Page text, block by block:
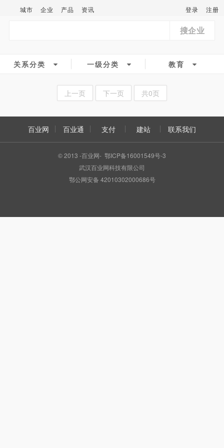
城市 企业 产品 资讯 登录 注册
搜企业
关系分类 一级分类 教育
上一页 下一页 共0页
百业网 百业通 支付 建站 联系我们
© 2013 -百业网- 鄂ICP备16001549号-3
武汉百业网科技有限公司
鄂公网安备 42010302000686号